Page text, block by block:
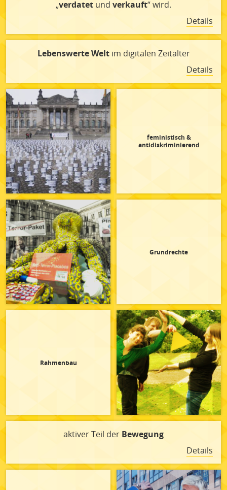
„verdatet und verkauft“ wird.
Details
Lebenswerte Weltim digitalen Zeitalter
Details
feministisch &
antidiskriminierend
Grundrechte
Rahmenbau
aktiver Teil der Bewegung
Details